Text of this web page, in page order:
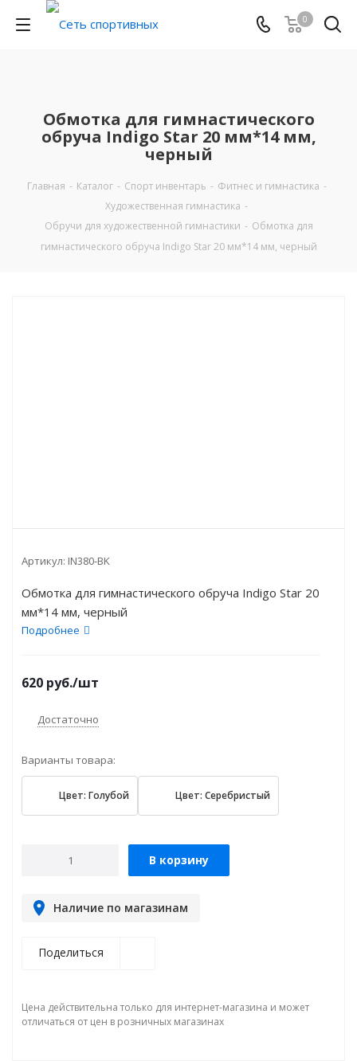
0
Обмотка для гимнастического
обруча Indigo Star 20 мм*14 мм,
черный
Главная - Каталог - Спорт инвентарь - Фитнес и гимнастика -
Художественная гимнастика -
Обручи для художественной гимнастики - Обмотка для
гимнастического обруча Indigo Star 20 мм*14 мм, черный
Артикул: IN380-BK
Обмотка для гимнастического обруча Indigo Star 20
мм*14 мм, черный
Подробнее
620 руб./шт
Достаточно
Варианты товара:
Цвет: Голубой Цвет: Серебристый
В корзину
Наличие по магазинам
Поделиться
Цена действительна только для интернет-магазина и может
отличаться от цен в розничных магазинах